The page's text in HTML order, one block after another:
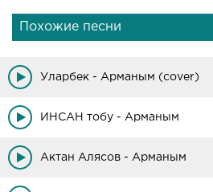
Похожие песни
Уларбек - Арманым (cover)
ИНСАН тобу - Арманым
Актан Алясов - Арманым